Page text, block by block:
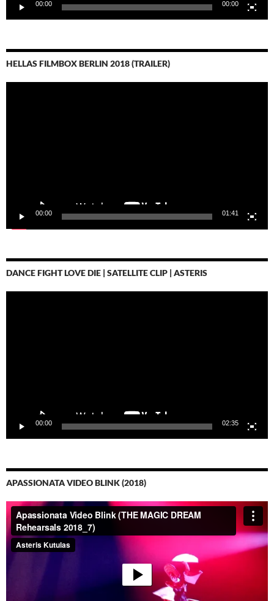
00:00 00:00
HELLAS FILMBOX BERLIN 2018 (TRAILER)
00:00 01:41
DANCE FIGHT LOVE DIE | SATELLITE CLIP | ASTERIS
00:00 02:35
APASSIONATA VIDEO BLINK (2018)
Video-
Player